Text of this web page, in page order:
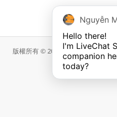
版權所有 © 2026 MaxServer.com
Nguyễn
Hello there!
I'm LiveChat
companion
today?